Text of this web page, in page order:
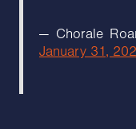
— Chorale
January 31,